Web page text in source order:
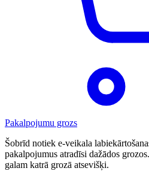
Pakalpojumu grozs
Šobrīd notiek e-veikala
pakalpojumus atradīsi dažādos
galam katrā grozā atsevišķi.